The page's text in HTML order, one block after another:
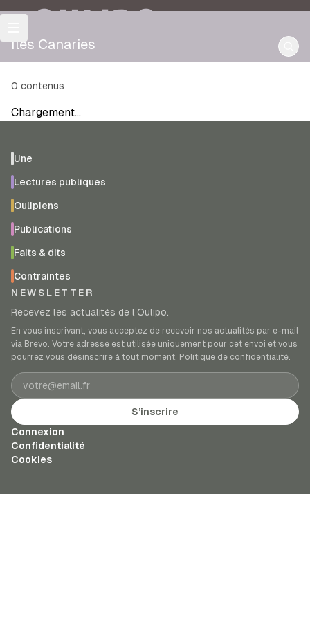
OULIPO
Îles Canaries
0 contenus
Chargement…
Une
Lectures publiques
Oulipiens
Publications
Faits & dits
Contraintes
NEWSLETTER
Recevez les actualités de l’Oulipo.
En vous inscrivant, vous acceptez de recevoir nos actualités par e-mail
via Brevo. Votre adresse est utilisée uniquement pour cet envoi et vous
pourrez vous désinscrire à tout moment. Politique de confidentialité.
Adresse e-mail
S’inscrire
Connexion
Confidentialité
Cookies